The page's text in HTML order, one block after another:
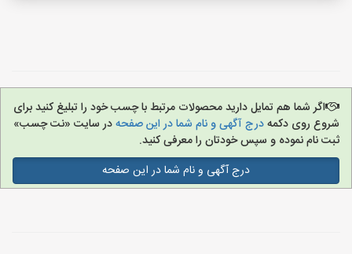
اگر شما هم تمایل دارید محصولات مرتبط با چسب خود را تبلیغ کنید برای
شروع روی دکمهدرج آگهی و نام شما در این صفحهدر سایت «نت چسب»
ثبت نام نموده و سپس خودتان را معرفی کنید.
درج آگهی و نام شما در این صفحه